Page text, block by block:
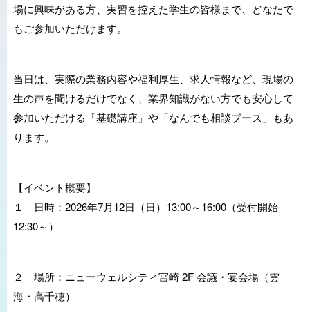
場に興味がある方、実習を控えた学生の皆様まで、どなたで
もご参加いただけます。
当日は、実際の業務内容や福利厚生、求人情報など、現場の
生の声を聞けるだけでなく、業界知識がない方でも安心して
参加いただける「基礎講座」や「なんでも相談ブース」もあ
ります。
【イベント概要】
１ 日時：2026年7月12日（日）13:00～16:00（受付開始
12:30～）
２ 場所：ニューウェルシティ宮崎 2F 会議・宴会場（雲
海・高千穂）